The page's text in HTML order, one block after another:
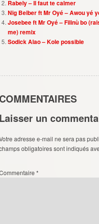
Rabely – Il faut te calmer
Nig Beiber ft Mr Oyé – Awou yé
Josebee ft Mr Oyé – Filinù bo
me) remix
Sodick Alao – Kole possible
COMMENTAIRES
Laisser un
adresse e-mail ne sera pas
obligatoires sont indiqués
*